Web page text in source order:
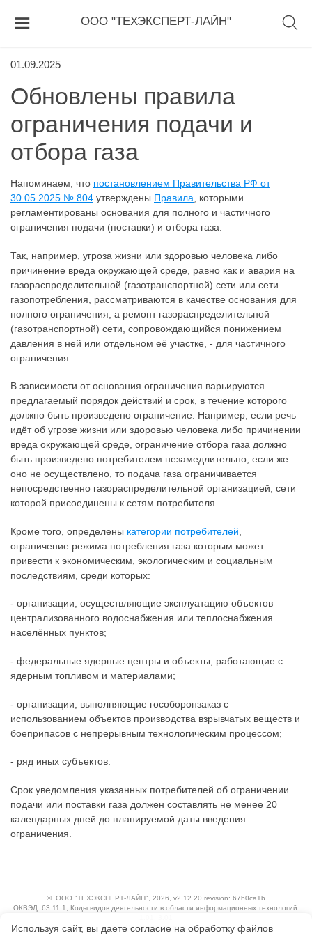
ООО "ТЕХЭКСПЕРТ-ЛАЙН"
01.09.2025
Обновлены правила
ограничения подачи и
отбора газа
Напоминаем, что постановлением Правительства РФ от
30.05.2025 № 804 утверждены Правила , которыми
регламентированы основания для полного и частичного
ограничения подачи (поставки) и отбора газа.
Так, например, угроза жизни или здоровью человека либо
причинение вреда окружающей среде, равно как и авария на
газораспределительной (газотранспортной) сети или сети
газопотребления, рассматриваются в качестве основания для
полного ограничения, а ремонт газораспределительной
(газотранспортной) сети, сопровождающийся понижением
давления в ней или отдельном её участке, - для частичного
ограничения.
В зависимости от основания ограничения варьируются
предлагаемый порядок действий и срок, в течение которого
должно быть произведено ограничение. Например, если речь
идёт об угрозе жизни или здоровью человека либо причинении
вреда окружающей среде, ограничение отбора газа должно
быть произведено потребителем незамедлительно; если же
оно не осуществлено, то подача газа ограничивается
непосредственно газораспределительной организацией, сети
которой присоединены к сетям потребителя.
Кроме того, определены категории потребителей
ограничение режима потребления газа которым может
привести к экономическим, экологическим и социальным
последствиям, среди которых:
- организации, осуществляющие эксплуатацию объектов
централизованного водоснабжения или теплоснабжения
населённых пунктов;
- федеральные ядерные центры и объекты, работающие с
ядерным топливом и материалами;
- организации, выполняющие гособоронзаказ с
использованием объектов производства взрывчатых веществ и
боеприпасов с непрерывным технологическим процессом;
- ряд иных субъектов.
Срок уведомления указанных потребителей об ограничении
подачи или поставки газа должен составлять не менее 20
календарных дней до планируемой даты введения
ограничения.
© ООО "ТЕХЭКСПЕРТ-ЛАЙН" , 2026, v2.12.20 revision: 67b0ca1b
ОКВЭД: 63.11.1, Коды видов деятельности в области информационных технологий:
Ценовая политика
Используя сайт, вы даете согласие на обработку файлов